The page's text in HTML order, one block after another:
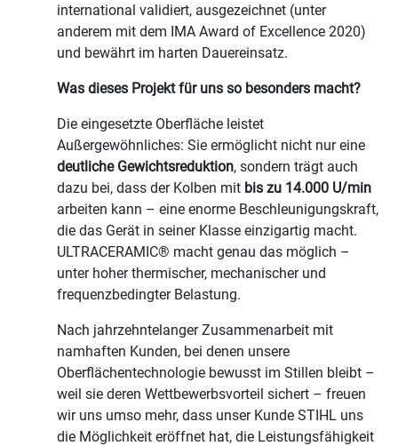
international validiert, ausgezeichnet (unter
anderem mit dem IMA Award of Excellence 2020)
und bewährt im harten Dauereinsatz.
Was dieses Projekt für uns so besonders macht?
Die eingesetzte Oberfläche leistet
Außergewöhnliches: Sie ermöglicht nicht nur eine
deutliche Gewichtsreduktion, sondern trägt auch
dazu bei, dass der Kolben mit bis zu 14.000 U/min
arbeiten kann – eine enorme Beschleunigungskraft,
die das Gerät in seiner Klasse einzigartig macht.
ULTRACERAMIC® macht genau das möglich –
unter hoher thermischer, mechanischer und
frequenzbedingter Belastung.
Nach jahrzehntelanger Zusammenarbeit mit
namhaften Kunden, bei denen unsere
Oberflächentechnologie bewusst im Stillen bleibt –
weil sie deren Wettbewerbsvorteil sichert – freuen
wir uns umso mehr, dass unser Kunde STIHL uns
die Möglichkeit eröffnet hat, die Leistungsfähigkeit